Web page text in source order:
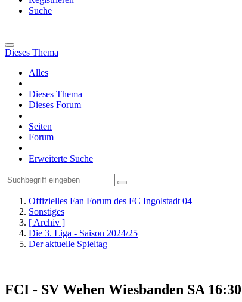
Suche
Dieses Thema
Alles
Dieses Thema
Dieses Forum
Seiten
Forum
Erweiterte Suche
Offizielles Fan Forum des FC Ingolstadt 04
Sonstiges
[ Archiv ]
Die 3. Liga - Saison 2024/25
Der aktuelle Spieltag
FCI - SV Wehen Wiesbanden SA 16:30